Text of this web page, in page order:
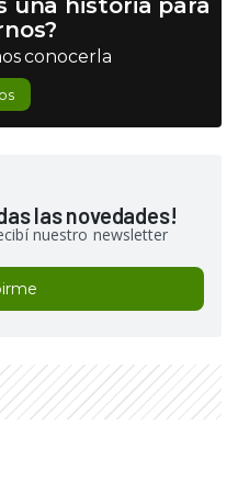
una historia para
conocerla
las novedades!
nuestro newsletter